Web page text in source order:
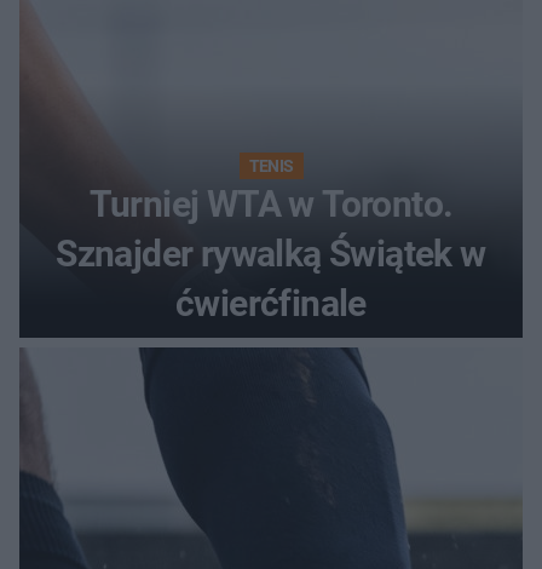
TENIS
Turniej WTA w Toronto.
Sznajder rywalką Świątek w
ćwierćfinale